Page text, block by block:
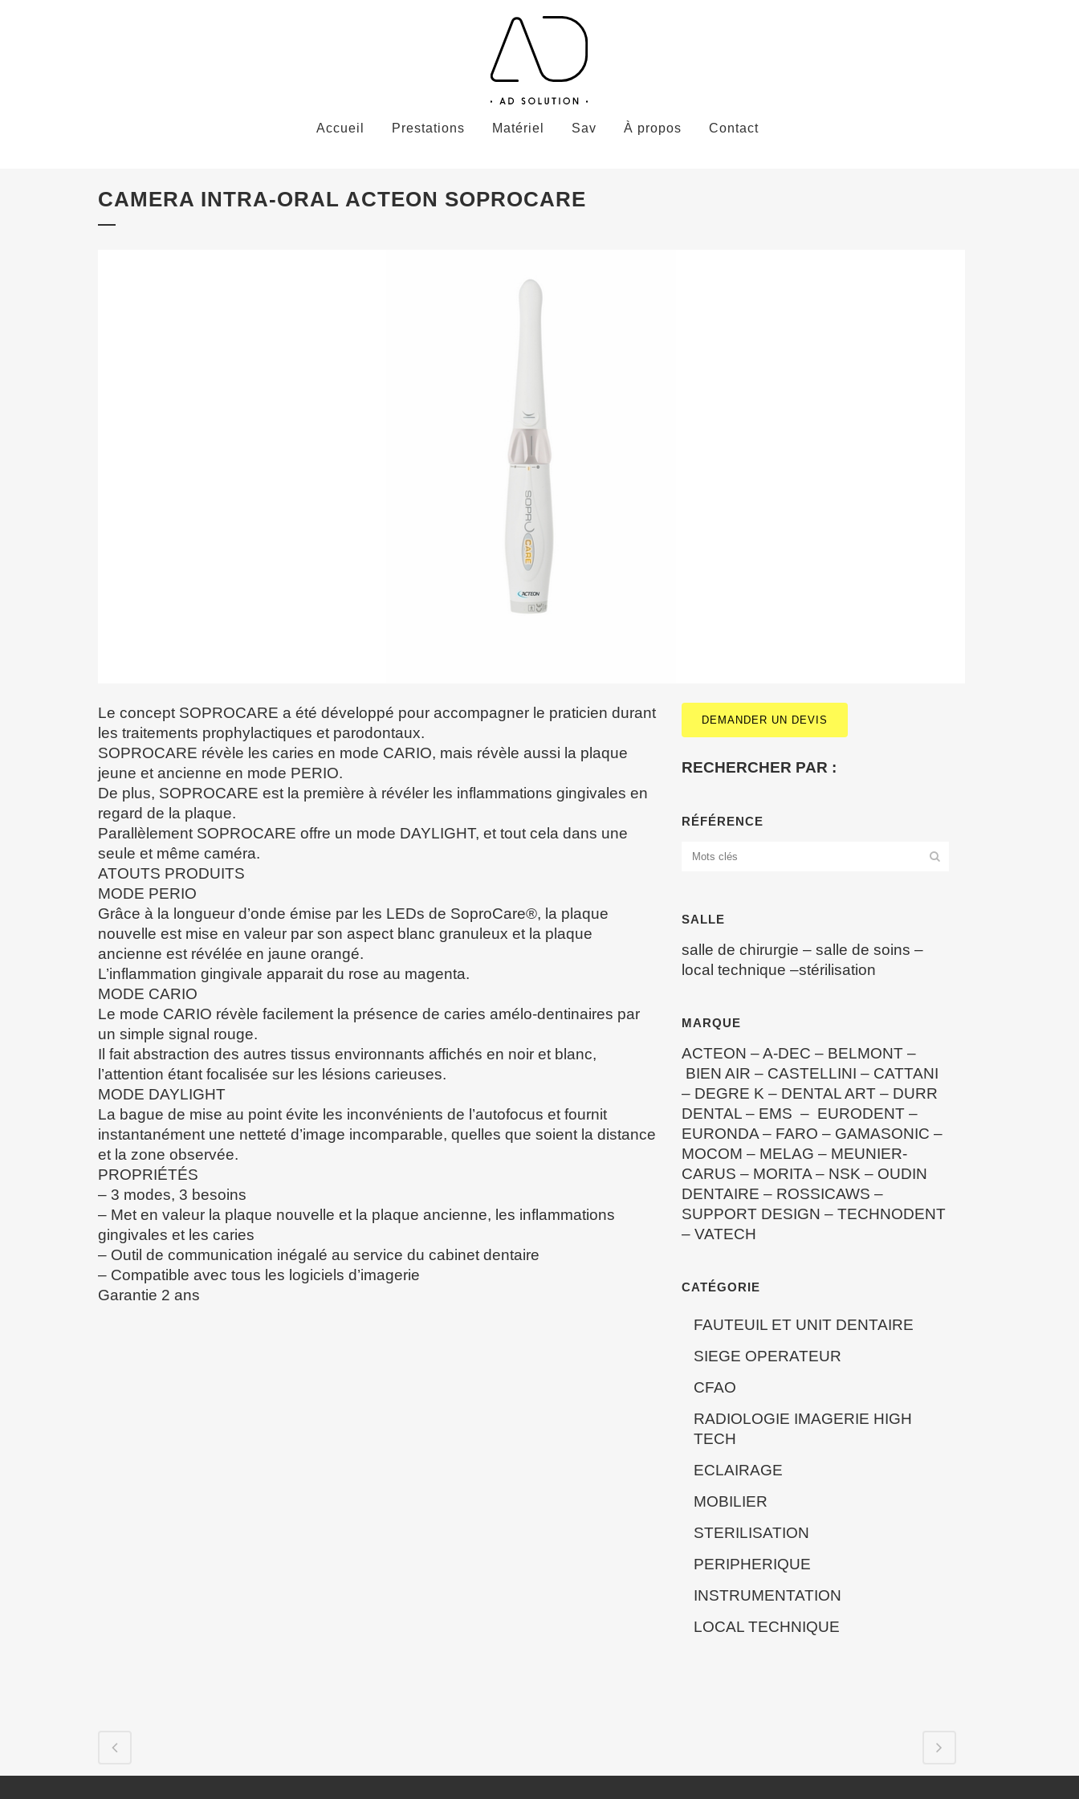
Accueil Prestations Matériel Sav À propos Contact
CAMERA INTRA-ORAL ACTEON SOPROCARE
Le concept SOPROCARE a été développé pour accompagner le praticien durant
les traitements prophylactiques et parodontaux.
SOPROCARE révèle les caries en mode CARIO, mais révèle aussi la plaque
jeune et ancienne en mode PERIO.
De plus, SOPROCARE est la première à révéler les inflammations gingivales en
regard de la plaque.
Parallèlement SOPROCARE offre un mode DAYLIGHT, et tout cela dans une
seule et même caméra.
ATOUTS PRODUITS
MODE PERIO
Grâce à la longueur d’onde émise par les LEDs de SoproCare®, la plaque
nouvelle est mise en valeur par son aspect blanc granuleux et la plaque
ancienne est révélée en jaune orangé.
L’inflammation gingivale apparait du rose au magenta.
MODE CARIO
Le mode CARIO révèle facilement la présence de caries amélo-dentinaires par
un simple signal rouge.
Il fait abstraction des autres tissus environnants affichés en noir et blanc,
l’attention étant focalisée sur les lésions carieuses.
MODE DAYLIGHT
La bague de mise au point évite les inconvénients de l’autofocus et fournit
instantanément une netteté d’image incomparable, quelles que soient la distance
et la zone observée.
PROPRIÉTÉS
– 3 modes, 3 besoins
– Met en valeur la plaque nouvelle et la plaque ancienne, les inflammations
gingivales et les caries
– Outil de communication inégalé au service du cabinet dentaire
– Compatible avec tous les logiciels d’imagerie
Garantie 2 ans
DEMANDER UN DEVIS
RECHERCHER PAR :
RÉFÉRENCE
SALLE
salle de chirurgie – salle de soins –
local technique –stérilisation
MARQUE
ACTEON –A-DEC – BELMONT–
BIEN AIR – CASTELLINI – CATTANI
– DEGRE K – DENTAL ART– DURR
DENTAL– EMS – EURODENT–
EURONDA– FARO – GAMASONIC –
MOCOM – MELAG – MEUNIER-
CARUS – MORITA– NSK – OUDIN
DENTAIRE – ROSSICAWS –
SUPPORT DESIGN – TECHNODENT
– VATECH
CATÉGORIE
FAUTEUIL ET UNIT DENTAIRE
SIEGE OPERATEUR
CFAO
RADIOLOGIE IMAGERIE HIGH
TECH
ECLAIRAGE
MOBILIER
STERILISATION
PERIPHERIQUE
INSTRUMENTATION
LOCAL TECHNIQUE